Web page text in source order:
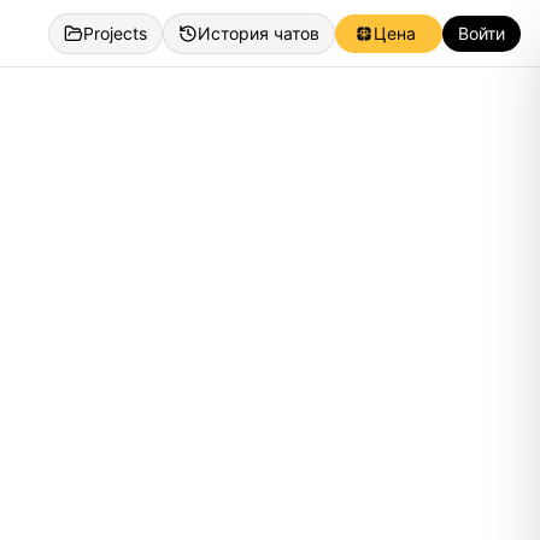
Projects История чатов Цена Войти